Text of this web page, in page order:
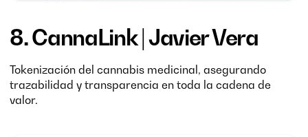
8.CannaLink| Javier Vera
Tokenización del cannabis medicinal, asegurando
trazabilidad y transparencia en toda la cadena de
valor.